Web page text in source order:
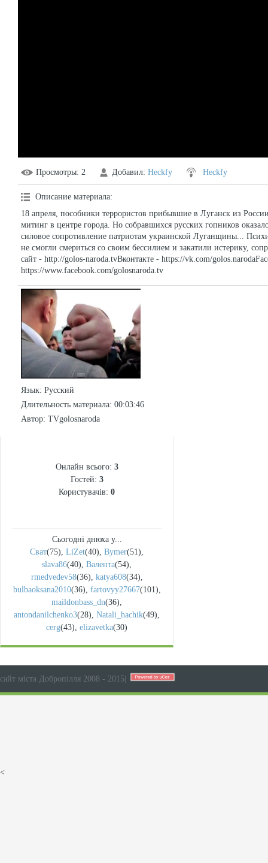
Просмотры: 2 Добавил: Heckfy Heckfy
Описание материала:
18 апреля, пособники террористов прибывшие в Луганск из
митинг в центре города. Но собравшихся русских гопников
силовое сопротивление патриотам украинской Луганщины...
не смогли смериться со своим бессилием и закатили истерику,
сайт - http://golos-naroda.tvВконтакте - https://vk.com/
https://www.facebook.com/golosnaroda.tv
Язык: Русский
Длительность материала: 00:03:46
Автор: TVgolosnaroda
Онлайн всього: 3
Гостей: 3
Користувачів: 0
Сьогодні днюха у...
Сват(75), LiZet(40), Bymer(51),
slava86(40), Валента(54),
rmedvedev58(36), katya608(34),
bulbaoksana2010(36), fartovyy27667(101),
maildonbass_dn(36),
antondanilchenko3(28), Natali_hachik(49),
cerg(43), elizavetka(30)
сайт міста Добропілля 2008 - 2015
<